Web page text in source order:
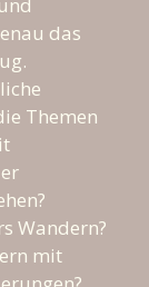
das
Themen
Wandern?
mit